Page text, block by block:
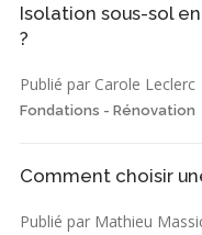
Isolation sous-sol
?
Publié par Carole Leclerc
Fondations - Rénovation
Comment choisir
Publié par Mathieu